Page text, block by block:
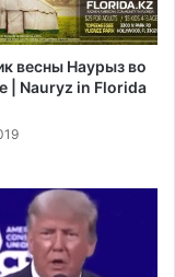
весны Наурыз во
| Nauryz in Florida